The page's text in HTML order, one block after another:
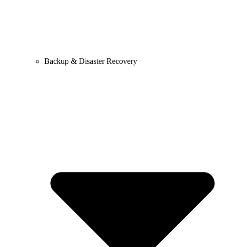
Backup & Disaster Recovery